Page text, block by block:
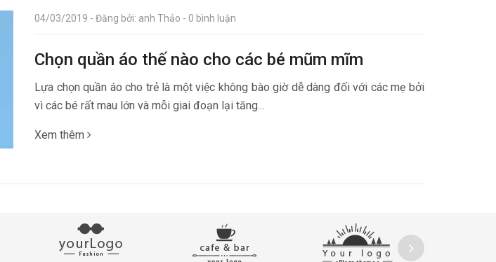
04/03/2019 - Đăng bởi: anh Thảo - 0 bình luận
Chọn quần áo thế nào cho các bé mũm mĩm
Lựa chọn quần áo cho trẻ là một việc không bào giờ dễ dàng đối với các mẹ bởi
vì các bé rất mau lớn và mỗi giai đoạn lại tăng...
Xem thêm